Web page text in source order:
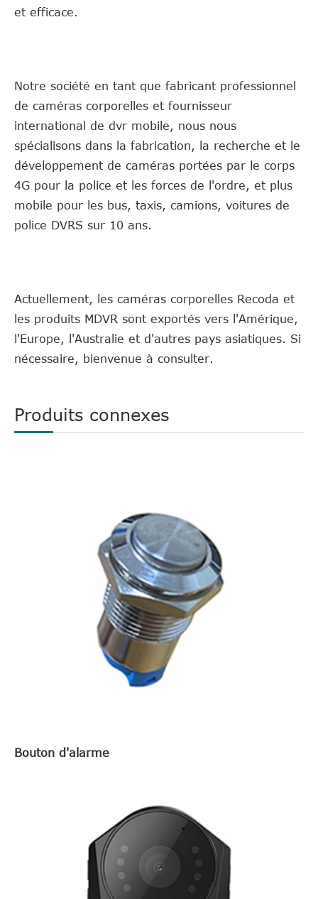
et efficace.
Notre société en tant que fabricant professionnel
de caméras corporelles et fournisseur
international de dvr mobile, nous nous
spécialisons dans la fabrication, la recherche et le
développement de caméras portées par le corps
4G pour la police et les forces de l'ordre, et plus
mobile pour les bus, taxis, camions, voitures de
police DVRS sur 10 ans.
Actuellement, les caméras corporelles Recoda et
les produits MDVR sont exportés vers l'Amérique,
l'Europe, l'Australie et d'autres pays asiatiques. Si
nécessaire, bienvenue à consulter.
Produits connexes
Bouton d'alarme